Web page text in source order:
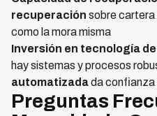
recuperación sobre cartera
como la mora misma
Inversión en tecnología
hay sistemas y procesos
automatizadada confianza
Preguntas